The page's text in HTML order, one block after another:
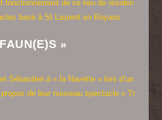
fonctionnement de ce lieu de résiden
basé à St Laurent en Royans.
»
Sébastien à « la Navette » lors d’un
de leur nouveau spectacle « Tr